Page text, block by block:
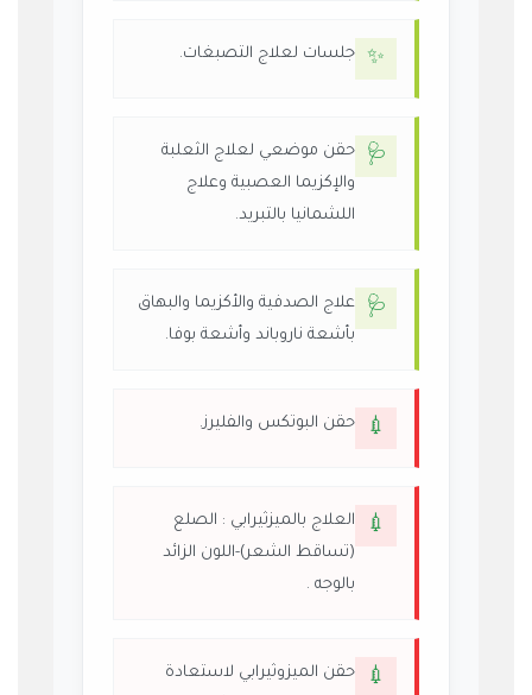
✨ جلسات لعلاج التصبغات.
🩺
حقن موضعي لعلاج الثعلبة
والإكزيما العصبية وعلاج
اللشمانيا بالتبريد.
🩺
علاج الصدفية والأكزيما والبهاق
بأشعة ناروباند وأشعة بوفا.
💉 حقن البوتكس والفليرز.
💉
العلاج بالميزثيرابي : الصلع
(تساقط الشعر)-اللون الزائد
بالوجه .
💉
حقن الميزوثيرابي لاستعادة